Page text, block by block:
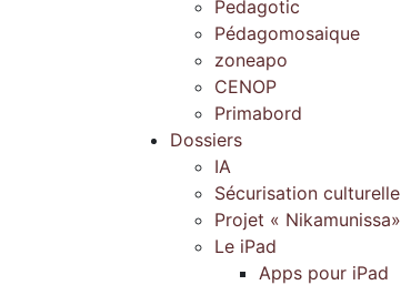
Pedagotic
Pédagomosaique
zoneapo
CENOP
Primabord
Dossiers
IA
Sécurisation culturelle
Projet « Nikamunissa»
Le iPad
Apps pour iPad